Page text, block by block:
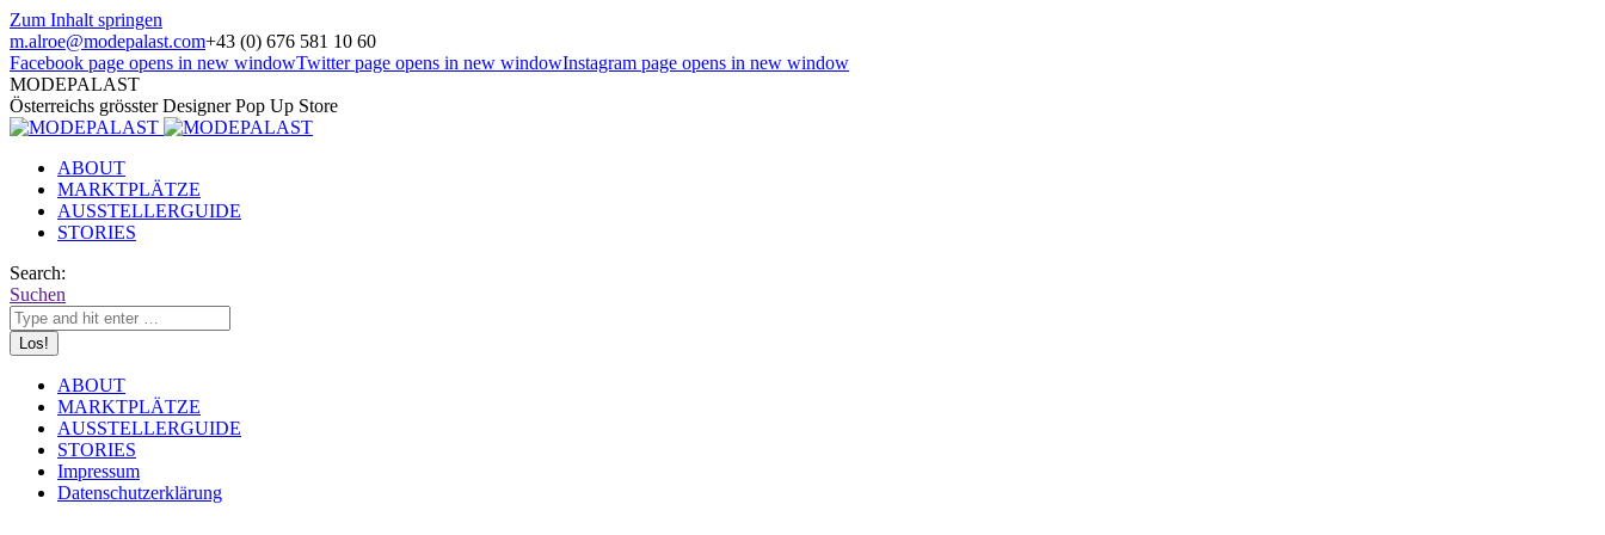
Zum Inhalt springen
m.alroe@modepalast.com+43 (0) 676 581 10 60
Facebook page opens in new windowTwitter page opens in new windowInstagram page opens in new window
MODEPALAST
Österreichs grösster Designer Pop Up Store
ABOUT
MARKTPLÄTZE
AUSSTELLERGUIDE
STORIES
Search:
Suchen
ABOUT
MARKTPLÄTZE
AUSSTELLERGUIDE
STORIES
Impressum
Datenschutzerklärung